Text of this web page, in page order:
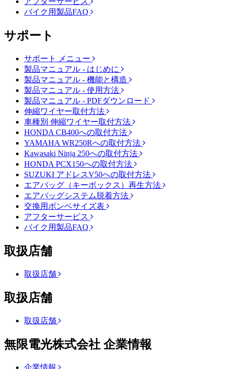
バイク用製品FAQ
サポート
サポート メニュー
製品マニュアル - はじめに
製品マニュアル - 機能と構造
製品マニュアル - 使用方法
製品マニュアル - PDFダウンロード
伸縮ワイヤー取付方法
車種別 伸縮ワイヤー取付方法
HONDA CB400への取付方法
YAMAHA WR250Rへの取付方法
Kawasaki Ninja 250への取付方法
HONDA PCX150への取付方法
SUZUKI アドレスV50への取付方法
エアバッグ（キーボックス）再生方法
エアバッグシステム脱着方法
交換用ボンベサイズ表
アフターサービス
バイク用製品FAQ
取扱店舗
取扱店舗
取扱店舗
取扱店舗
無限電光株式会社 企業情報
企業情報